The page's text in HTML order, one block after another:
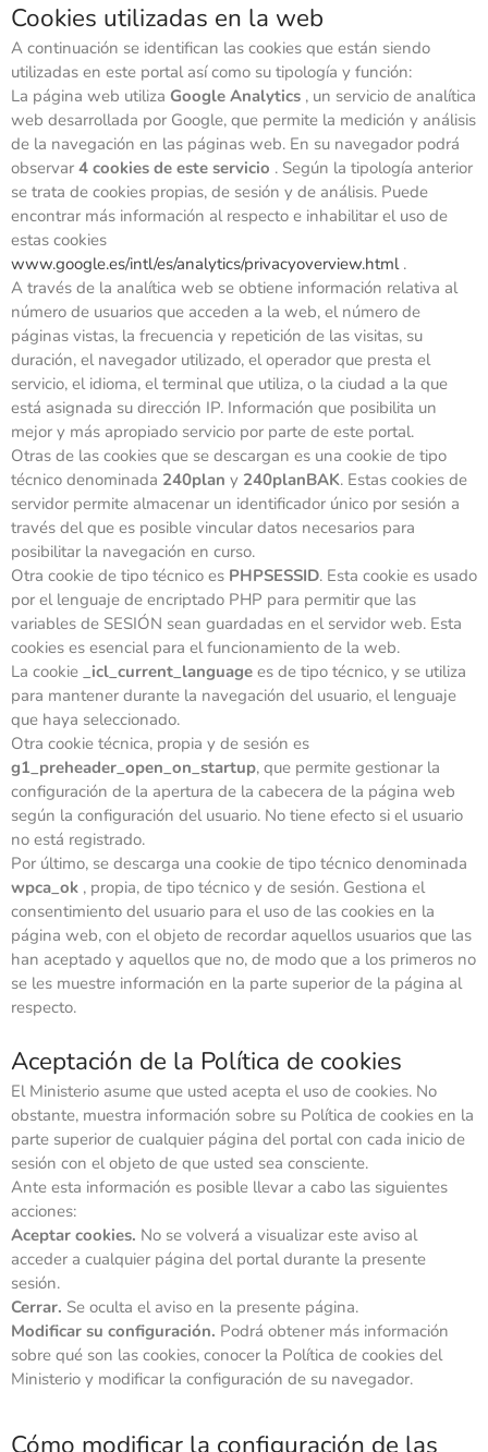
Cookies utilizadas en la web
A continuación se identifican las cookies que están siendo
utilizadas en este portal así como su tipología y función:
La página web utiliza Google Analytics , un servicio de analítica
web desarrollada por Google, que permite la medición y análisis
de la navegación en las páginas web. En su navegador podrá
observar 4 cookies de este servicio . Según la tipología anterior
se trata de cookies propias, de sesión y de análisis. Puede
encontrar más información al respecto e inhabilitar el uso de
estas cookies
www.google.es/intl/es/analytics/privacyoverview.html .
A través de la analítica web se obtiene información relativa al
número de usuarios que acceden a la web, el número de
páginas vistas, la frecuencia y repetición de las visitas, su
duración, el navegador utilizado, el operador que presta el
servicio, el idioma, el terminal que utiliza, o la ciudad a la que
está asignada su dirección IP. Información que posibilita un
mejor y más apropiado servicio por parte de este portal.
Otras de las cookies que se descargan es una cookie de tipo
técnico denominada 240plan y 240planBAK. Estas cookies de
servidor permite almacenar un identificador único por sesión a
través del que es posible vincular datos necesarios para
posibilitar la navegación en curso.
Otra cookie de tipo técnico es PHPSESSID. Esta cookie es usado
por el lenguaje de encriptado PHP para permitir que las
variables de SESIÓN sean guardadas en el servidor web. Esta
cookies es esencial para el funcionamiento de la web.
La cookie _icl_current_language es de tipo técnico, y se utiliza
para mantener durante la navegación del usuario, el lenguaje
que haya seleccionado.
Otra cookie técnica, propia y de sesión es
g1_preheader_open_on_startup, que permite gestionar la
configuración de la apertura de la cabecera de la página web
según la configuración del usuario. No tiene efecto si el usuario
no está registrado.
Por último, se descarga una cookie de tipo técnico denominada
wpca_ok , propia, de tipo técnico y de sesión. Gestiona el
consentimiento del usuario para el uso de las cookies en la
página web, con el objeto de recordar aquellos usuarios que las
han aceptado y aquellos que no, de modo que a los primeros no
se les muestre información en la parte superior de la página al
respecto.
Aceptación de la Política de cookies
El Ministerio asume que usted acepta el uso de cookies. No
obstante, muestra información sobre su Política de cookies en la
parte superior de cualquier página del portal con cada inicio de
sesión con el objeto de que usted sea consciente.
Ante esta información es posible llevar a cabo las siguientes
acciones:
Aceptar cookies. No se volverá a visualizar este aviso al
acceder a cualquier página del portal durante la presente
sesión.
Cerrar. Se oculta el aviso en la presente página.
Modificar su configuración. Podrá obtener más información
sobre qué son las cookies, conocer la Política de cookies del
Ministerio y modificar la configuración de su navegador.